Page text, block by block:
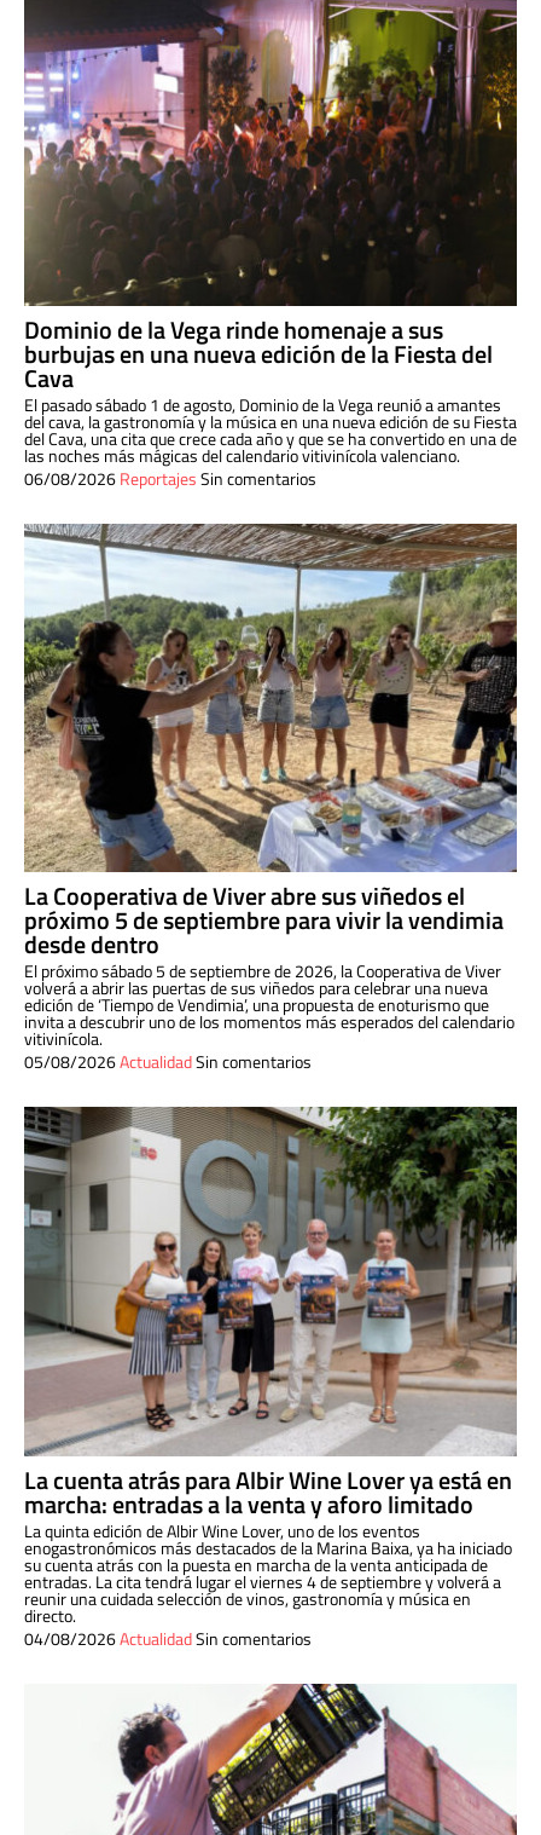
Dominio de la Vega rinde homenaje a sus
burbujas en una nueva edición de la Fiesta del
Cava
El pasado sábado 1 de agosto, Dominio de la Vega reunió a amantes
del cava, la gastronomía y la música en una nueva edición de su Fiesta
del Cava, una cita que crece cada año y que se ha convertido en una de
las noches más mágicas del calendario vitivinícola valenciano.
06/08/2026ReportajesSin comentarios
La Cooperativa de Viver abre sus viñedos el
próximo 5 de septiembre para vivir la vendimia
desde dentro
El próximo sábado 5 de septiembre de 2026, la Cooperativa de Viver
volverá a abrir las puertas de sus viñedos para celebrar una nueva
edición de ‘Tiempo de Vendimia’, una propuesta de enoturismo que
invita a descubrir uno de los momentos más esperados del calendario
vitivinícola.
05/08/2026ActualidadSin comentarios
La cuenta atrás para Albir Wine Lover ya está en
marcha: entradas a la venta y aforo limitado
La quinta edición de Albir Wine Lover, uno de los eventos
enogastronómicos más destacados de la Marina Baixa, ya ha iniciado
su cuenta atrás con la puesta en marcha de la venta anticipada de
entradas. La cita tendrá lugar el viernes 4 de septiembre y volverá a
reunir una cuidada selección de vinos, gastronomía y música en
directo.
04/08/2026ActualidadSin comentarios